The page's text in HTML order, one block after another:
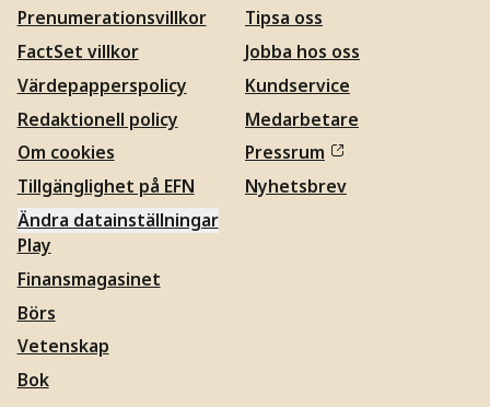
Prenumerationsvillkor
FactSet villkor
Värdepapperspolicy
Redaktionell policy
Om cookies
Tillgänglighet på EFN
Ändra datainställningar
Tipsa oss
Jobba hos oss
Kundservice
Medarbetare
Pressrum
Nyhetsbrev
Play
Finansmagasinet
Börs
Vetenskap
Bok